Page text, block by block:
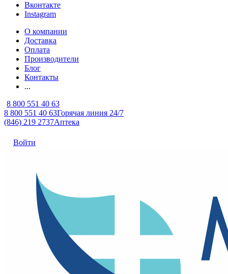
Вконтакте
Instagram
О компании
Доставка
Оплата
Производители
Блог
Контакты
...
8 800 551 40 63
8 800 551 40 63Горячая линия 24/7
(846) 219 2737Аптека
Войти